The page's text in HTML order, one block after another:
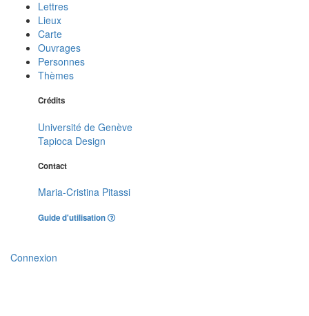
Lettres
Lieux
Carte
Ouvrages
Personnes
Thèmes
Crédits
Université de Genève
Tapioca Design
Contact
Maria-Cristina Pitassi
Guide d'utilisation
Connexion